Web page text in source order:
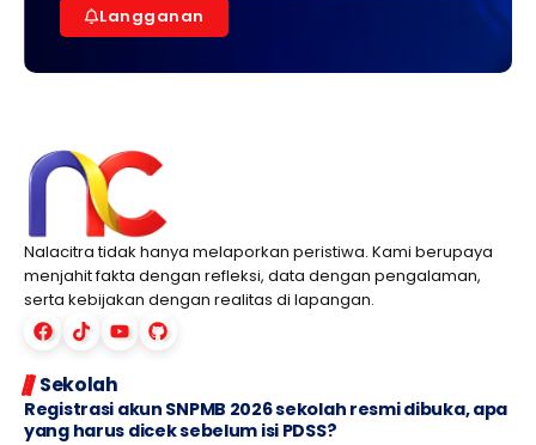
Langganan
Nalacitra tidak hanya melaporkan peristiwa. Kami berupaya
menjahit fakta dengan refleksi, data dengan pengalaman,
serta kebijakan dengan realitas di lapangan.
Sekolah
Registrasi akun SNPMB 2026 sekolah resmi dibuka, apa
yang harus dicek sebelum isi PDSS?